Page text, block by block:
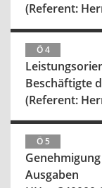
(Referent:
Ö 4
Beschäftigte
(Referent:
Ö 5
Ausgaben